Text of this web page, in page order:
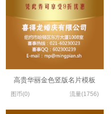
高贵华丽金色竖版名片模板
图币(0) 流量(1756)